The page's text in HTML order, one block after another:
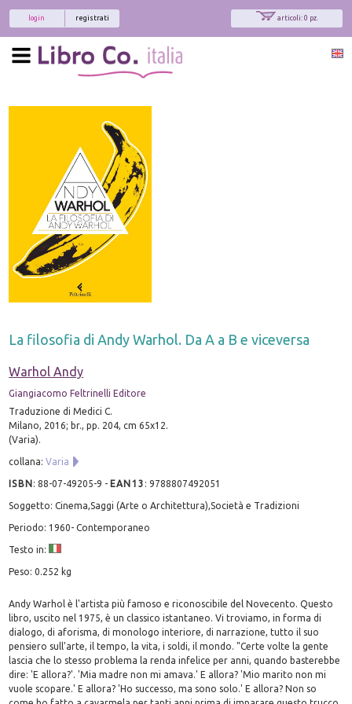
articoli: 0 pz.
registrati
login
La filosofia di Andy Warhol. Da A a B e viceversa
Warhol Andy
Giangiacomo Feltrinelli Editore
Traduzione di Medici C.
Milano, 2016; br., pp. 204, cm 65x12.
(Varia).
collana:Varia
ISBN:88-07-49205-9 - EAN13 :9788807492051
Soggetto: Cinema,Saggi (Arte o Architettura),Società e Tradizioni
Periodo: 1960- Contemporaneo
Testo in:
Peso: 0.252 kg
Andy Warhol è l'artista più famoso e riconoscibile del Novecento. Questo
libro, uscito nel 1975, è un classico istantaneo. Vi troviamo, in forma di
dialogo, di aforisma, di monologo interiore, di narrazione, tutto il suo
pensiero sull'arte, il tempo, la vita, i soldi, il mondo. "Certe volte la gente
lascia che lo stesso problema la renda infelice per anni, quando basterebbe
dire: 'E allora?'. 'Mia madre non mi amava.' E allora? 'Mio marito non mi
vuole scopare.' E allora? 'Ho successo, ma sono solo.' E allora? Non so